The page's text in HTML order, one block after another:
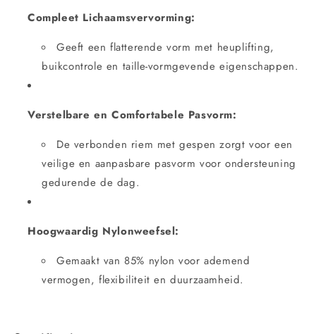
Compleet Lichaamsvervorming:
Geeft een flatterende vorm met heuplifting,
buikcontrole en taille-vormgevende eigenschappen.
Verstelbare en Comfortabele Pasvorm:
De verbonden riem met gespen zorgt voor een
veilige en aanpasbare pasvorm voor ondersteuning
gedurende de dag.
Hoogwaardig Nylonweefsel:
Gemaakt van 85% nylon voor ademend
vermogen, flexibiliteit en duurzaamheid.